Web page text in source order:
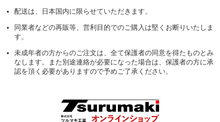
配送は、日本国内に限らせていただきます。
同業者などの再販等、営利目的でのご購入は堅くお断りいたしま
す。
未成年者の方からのご注文は、全て保護者の同意を得たものとみ
なします。また別途連絡が必要になった場合は、保護者の方に承
認を頂く必要がありますので予めご了承ください。